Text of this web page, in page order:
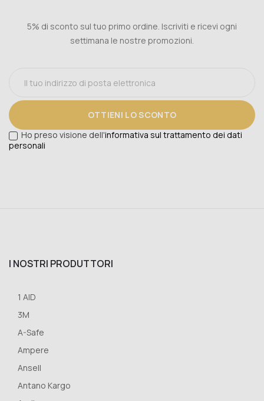
5% di sconto sul tuo primo ordine. Iscriviti e ricevi ogni
settimana le nostre promozioni.
OTTIENI LO SCONTO
Ho preso visione dell'informativa sul trattamento dei dati
personali
I NOSTRI PRODUTTORI
1 AID
3M
A-Safe
Ampere
Ansell
Antano Kargo